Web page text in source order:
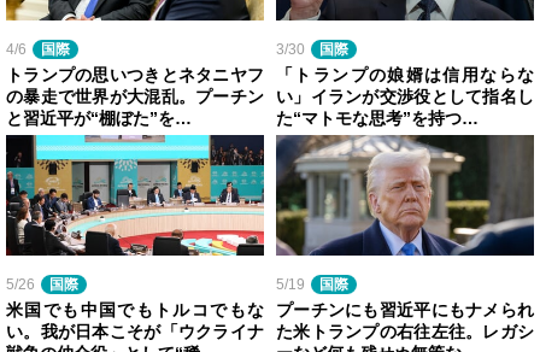
4/6 国際
トランプの思いつきとネタニヤフ
の暴走で世界が大混乱。プーチン
と習近平が“棚ぼた”を…
3/30 国際
「トランプの娘婿は信用ならな
い」イランが交渉役として指名し
た“マトモな思考”を持つ…
5/26 国際
米国でも中国でもトルコでもな
い。我が日本こそが「ウクライナ
5/19 国際
プーチンにも習近平にもナメられ
た米トランプの右往左往。レガシ